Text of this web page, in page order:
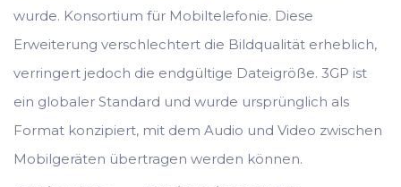
wurde. Konsortium für Mobiltelefonie. Diese
Erweiterung verschlechtert die Bildqualität erheblich,
verringert jedoch die endgültige Dateigröße. 3GP ist
ein globaler Standard und wurde ursprünglich als
Format konzipiert, mit dem Audio und Video zwischen
Mobilgeräten übertragen werden können.